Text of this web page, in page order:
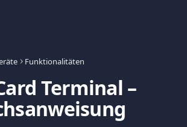
Funktionalitäten
Terminal –